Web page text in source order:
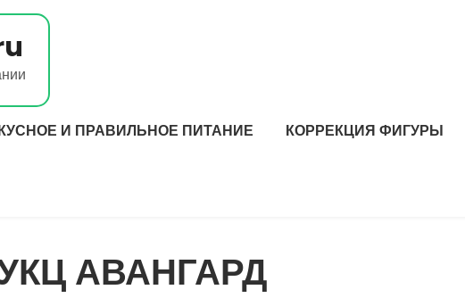
И ПРАВИЛЬНОЕ ПИТАНИЕ КОРРЕКЦИЯ ФИГУРЫ
АВАНГАРД